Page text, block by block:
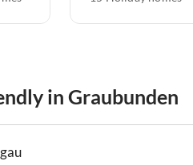
in Graubunden